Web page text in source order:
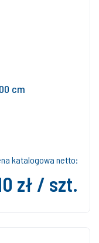
cm
katalogowa netto:
zł / szt.